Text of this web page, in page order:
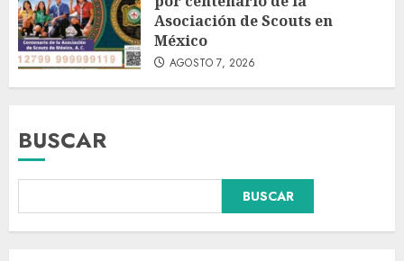
Asociación de Scouts en
México
AGOSTO 7, 2026
BUSCAR
BUSCAR
Fallece Carlos Garfias Merlos,
arzobispo emérito de Morelia,